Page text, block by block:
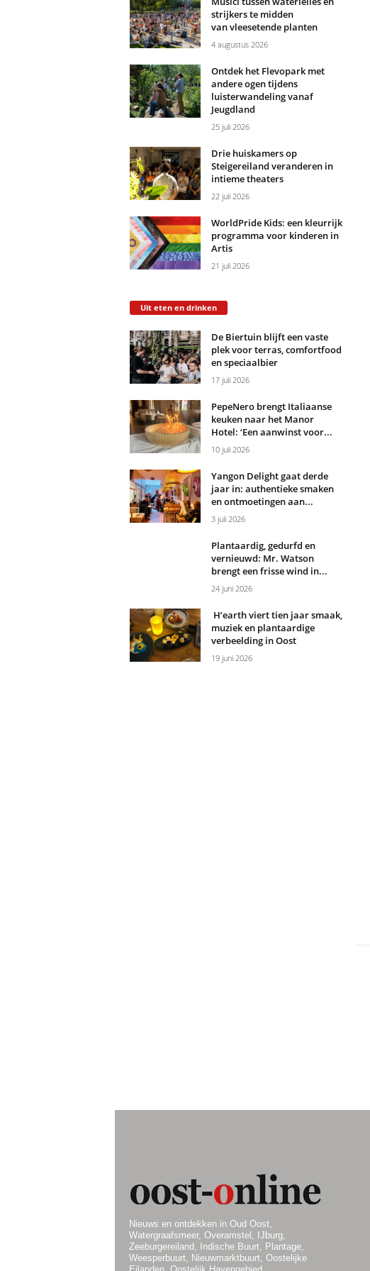
strijkers te midden
van vleesetende planten
4 augustus 2026
Ontdek het Flevopark met
andere ogen tijdens
luisterwandeling vanaf
Jeugdland
25 juli 2026
Drie huiskamers op
Steigereiland veranderen in
intieme theaters
22 juli 2026
WorldPride Kids: een kleurrijk
programma voor kinderen in
Artis
21 juli 2026
Uit eten en drinken
De Biertuin blijft een vaste
plek voor terras, comfortfood
en speciaalbier
17 juli 2026
PepeNero brengt Italiaanse
keuken naar het Manor
Hotel: ‘Een aanwinst voor...
10 juli 2026
Yangon Delight gaat derde
jaar in: authentieke smaken
en ontmoetingen aan...
3 juli 2026
Plantaardig, gedurfd en
vernieuwd: Mr. Watson
brengt een frisse wind in...
24 juni 2026
H’earth viert tien jaar smaak,
muziek en plantaardige
verbeelding in Oost
19 juni 2026
Nieuws en ontdekken in Oud Oost,
Watergraafsmeer, Overamstel, IJburg,
Zeeburgereiland, Indische Buurt, Plantage,
Weesperbuurt, Nieuwmarktbuurt, Oostelijke